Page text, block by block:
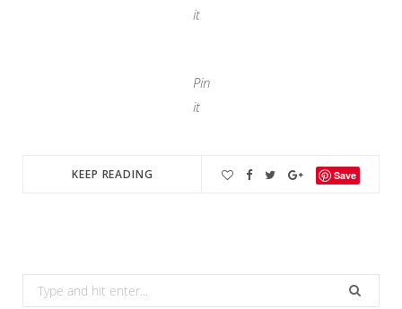
it
Pin
it
KEEP READING Save
Search